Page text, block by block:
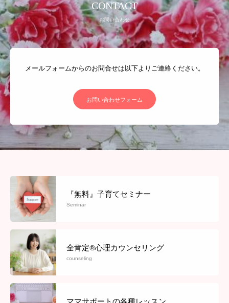
CONTACT
お問い合わせ
メールフォームからのお問合せは以下よりご連絡ください。
お問い合わせフォーム
『無料』子育てセミナー
Seminar
全肯定®心理カウンセリング
counseling
ママサポートの各種レッスン